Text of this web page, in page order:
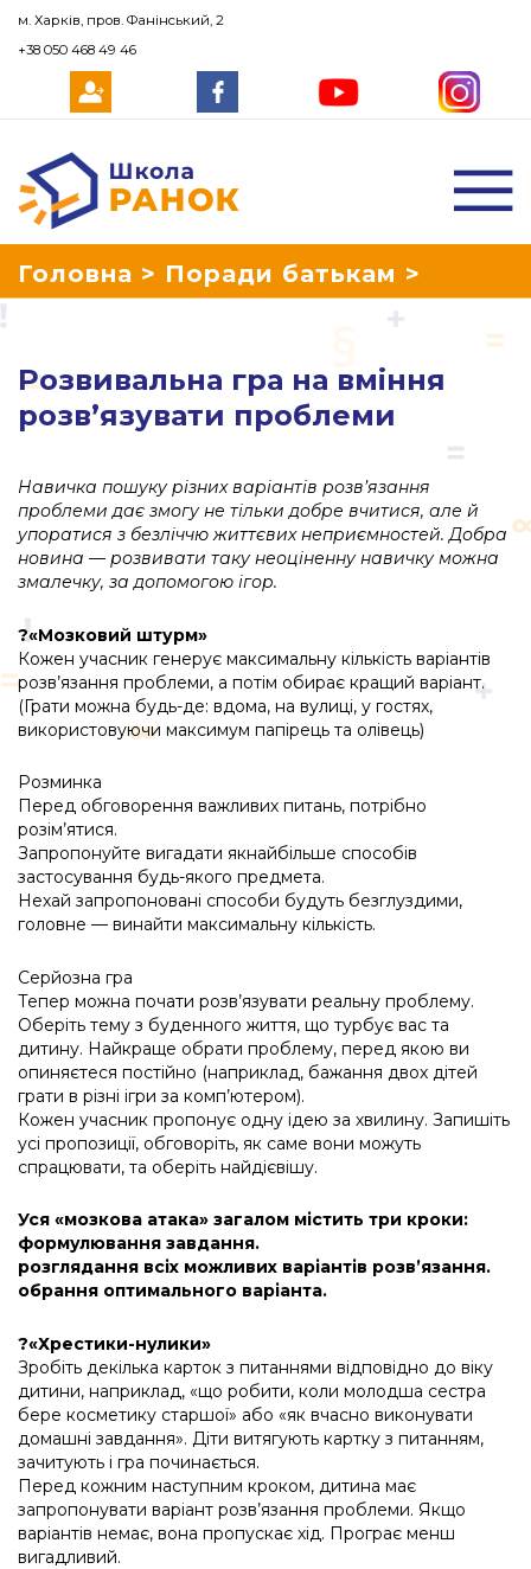
Школа Ранок
Головна > Поради батькам >
Розвивальна гра на вміння розв’язувати
проблеми
​​Розвивальна гра на вміння
розв’язувати проблеми
Навичка пошуку різних варіантів розв’язання
проблеми дає змогу не тільки добре вчитися, але й
упоратися з безліччю життєвих неприємностей. Добра
новина — розвивати таку неоціненну навичку можна
змалечку, за допомогою ігор.
?«Мозковий штурм»
Кожен учасник генерує максимальну кількість варіантів
розв’язання проблеми, а потім обирає кращий варіант.
(Грати можна будь-де: вдома, на вулиці, у гостях,
використовуючи максимум папірець та олівець)
Розминка
Перед обговорення важливих питань, потрібно
розім’ятися.
Запропонуйте вигадати якнайбільше способів
застосування будь-якого предмета.
Нехай запропоновані способи будуть безглуздими,
головне — винайти максимальну кількість.
Серйозна гра
Тепер можна почати розв’язувати реальну проблему.
Оберіть тему з буденного життя, що турбує вас та
дитину. Найкраще обрати проблему, перед якою ви
опиняєтеся постійно (наприклад, бажання двох дітей
грати в різні ігри за комп’ютером).
Кожен учасник пропонує одну ідею за хвилину. Запишіть
усі пропозиції, обговоріть, як саме вони можуть
спрацювати, та оберіть найдієвішу.
Уся «мозкова атака» загалом містить три кроки:
формулювання завдання.
розглядання всіх можливих варіантів розв’язання.
обрання оптимального варіанта.
?«Хрестики-нулики»
Зробіть декілька карток з питаннями відповідно до віку
дитини, наприклад, «що робити, коли молодша сестра
бере косметику старшої» або «як вчасно виконувати
домашні завдання». Діти витягують картку з питанням,
зачитують і гра починається.
Перед кожним наступним кроком, дитина має
запропонувати варіант розв’язання проблеми. Якщо
варіантів немає, вона пропускає хід. Програє менш
вигадливий.
м. Харків, пров. Фанінський, 2
+38 050 468 49 46